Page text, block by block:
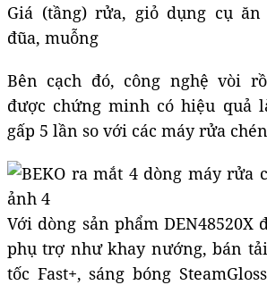
Giá (tầng) rửa, giỏ dụng cụ
đũa, muỗng
Bên cạch đó, công nghệ vòi
được chứng minh có hiệu quả
gấp 5 lần so với các máy rửa
Với dòng sản phẩm DEN48520X
phụ trợ như khay nướng, bán
tốc Fast+, sáng bóng